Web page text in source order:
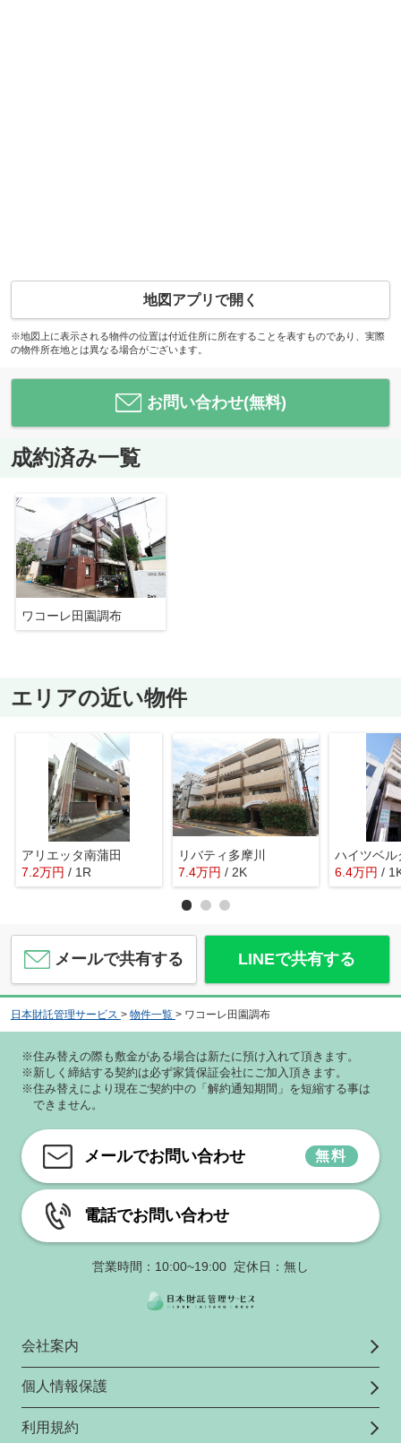
地図アプリで開く
※地図上に表示される物件の位置は付近住所に所在することを表すものであり、実際
の物件所在地とは異なる場合がございます。
お問い合わせ(無料)
成約済み一覧
ワコーレ田園調布
エリアの近い物件
アリエッタ南蒲田
7.2万円 / 1R
リバティ多摩川
7.4万円 / 2K
ハイツベル
6.4万円 /
メールで共有する LINEで共有する
日本財託管理サービス > 物件一覧 > ワコーレ田園調布
※住み替えの際も敷金がある場合は新たに預け入れて頂きます。
※新しく締結する契約は必ず家賃保証会社にご加入頂きます。
※住み替えにより現在ご契約中の「解約通知期間」を短縮する事は
できません。
メールでお問い合わせ 無料
電話でお問い合わせ
営業時間：10:00~19:00 定休日：無し
会社案内
個人情報保護
利用規約